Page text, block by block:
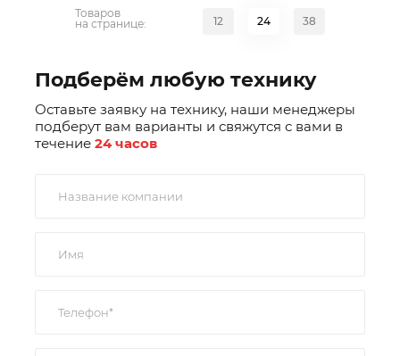
Товаров
на странице:
12 24 38
Подберём любую технику
Оставьте заявку на технику, наши менеджеры
подберут вам варианты и свяжутся с вами в
течение 24 часов